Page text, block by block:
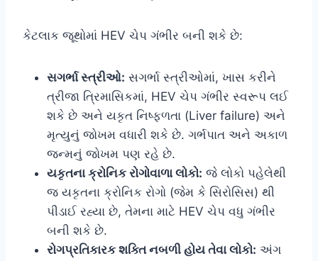
કેટલાક જૂથોમાં HEV ચેપ ગંભીર બની શકે છે:
સગર્ભા સ્ત્રીઓ: સગર્ભા સ્ત્રીઓમાં, ખાસ કરીને
ત્રીજા ત્રિમાસિકમાં, HEV ચેપ ગંભીર સ્વરૂપ લઈ
શકે છે અને યકૃત નિષ્ફળતા (Liver failure) અને
મૃત્યુનું જોખમ વધારી શકે છે. ગર્ભપાત અને અકાળ
જન્મનું જોખમ પણ રહે છે.
યકૃતના ક્રોનિક રોગોવાળા લોકો: જે લોકો પહેલેથી
જ યકૃતના ક્રોનિક રોગો (જેમ કે સિરોસિસ) થી
પીડાઈ રહ્યા છે, તેમના માટે HEV ચેપ વધુ ગંભીર
બની શકે છે.
રોગપ્રતિકારક શક્તિ નબળી હોય તેવા લોકો: અંગ